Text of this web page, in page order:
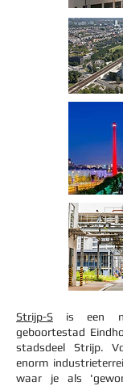
Strijp-S is een
geboortestad
stadsdeel Strijp.
enorm
waar je als